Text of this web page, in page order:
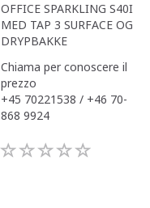
OFFICE SPARKLING S40I
MED TAP 3 SURFACE OG
DRYPBAKKE
Chiama per conoscere il
prezzo
+45 70221538 / +46 70-
868 9924